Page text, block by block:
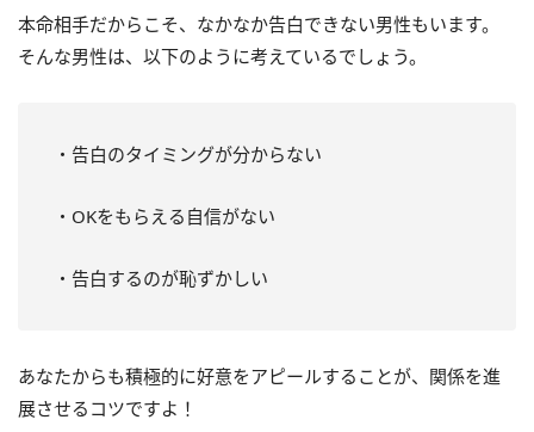
本命相手だからこそ、なかなか告白できない男性もいます。
そんな男性は、以下のように考えているでしょう。
・告白のタイミングが分からない
・OKをもらえる自信がない
・告白するのが恥ずかしい
あなたからも積極的に好意をアピールすることが、関係を進
展させるコツですよ！